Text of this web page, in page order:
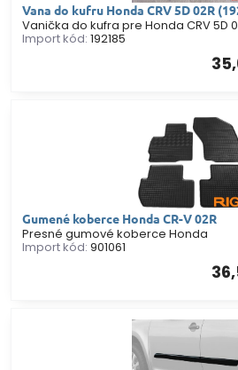
Vana do kufru Honda CRV 5D 02R
Vanička do kufra pre Honda CRV 5D
Import kód: 192185
Gumené koberce Honda CR-V 02R
Presné gumové koberce Honda
Import kód: 901061